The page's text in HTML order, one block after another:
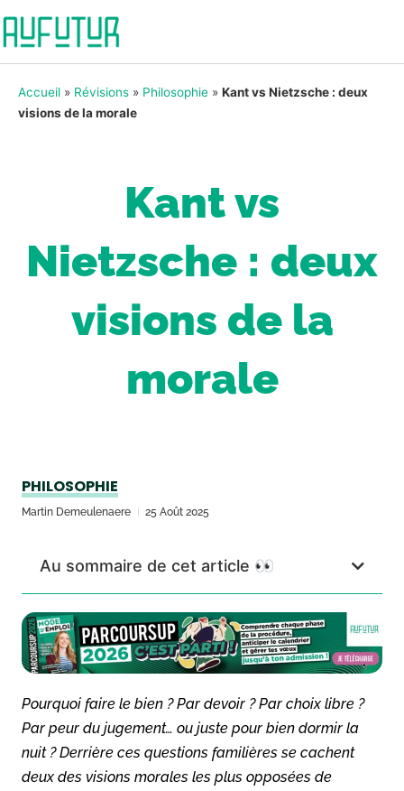
Accueil » Révisions » Philosophie » Kant vs Nietzsche : deux
visions de la morale
Kant vs
Nietzsche : deux
visions de la
morale
PHILOSOPHIE
Martin Demeulenaere 25 Août 2025
Au sommaire de cet article 👀
Pourquoi faire le bien ? Par devoir ? Par choix libre ?
Par peur du jugement… ou juste pour bien dormir la
nuit ? Derrière ces questions familières se cachent
deux des visions morales les plus opposées de